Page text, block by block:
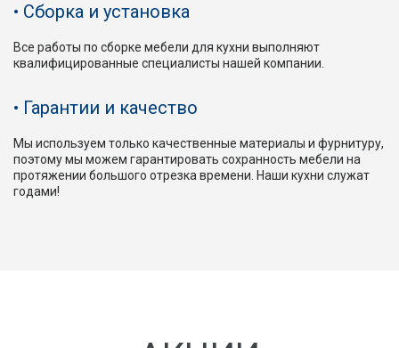
Сборка и установка
Все работы по сборке мебели для кухни выполняют
квалифицированные специалисты нашей компании.
Гарантии и качество
Мы используем только качественные материалы и фурнитуру,
поэтому мы можем гарантировать сохранность мебели на
протяжении большого отрезка времени. Наши кухни служат
годами!